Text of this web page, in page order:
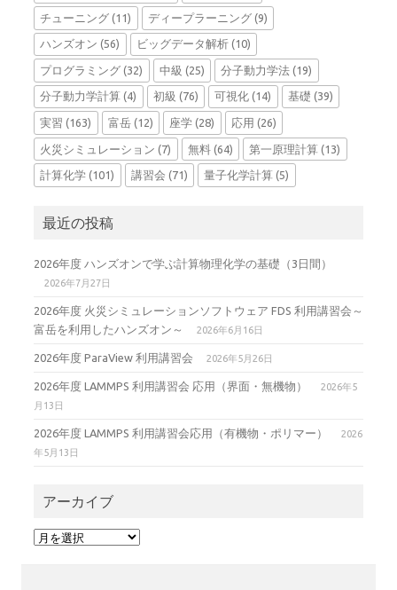
チューニング (11) ディープラーニング(9)
ハンズオン (56) ビッグデータ解析(10)
プログラミング (32) 中級 (25) 分子動力学法 (19)
分子動力学計算 (4) 初級 (76) 可視化 (14) 基礎 (39)
実習 (163) 富岳(12) 座学 (28) 応用 (26)
火災シミュレーション (7) 無料(64) 第一原理計算 (13)
計算化学 (101) 講習会 (71) 量子化学計算 (5)
最近の投稿
2026年度 ハンズオンで学ぶ計算物理化学の基礎（3日間）
2026年7月27日
2026年度 火災シミュレーションソフトウェア FDS 利用講習会～
富岳を利用したハンズオン～
2026年6月16日
2026年度 ParaView 利用講習会 2026年5月26日
2026年度 LAMMPS 利用講習会 応用（界面・無機物）
2026年5
月13日
2026年度 LAMMPS 利用講習会応用（有機物・ポリマー）
2026
年5月13日
アーカイブ
ア